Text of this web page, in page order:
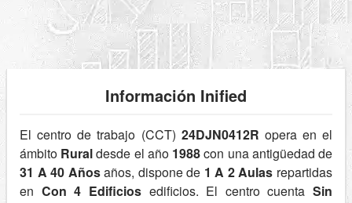
Información Inified
El centro de trabajo (CCT) 24DJN0412R opera en el
ámbito Ruraldesde el año 1988con una antigüedad de
31 A 40 Añosaños, dispone de 1 A 2 Aulas repartidas
en Con 4 Edificiosedificios. El centro cuenta Sin